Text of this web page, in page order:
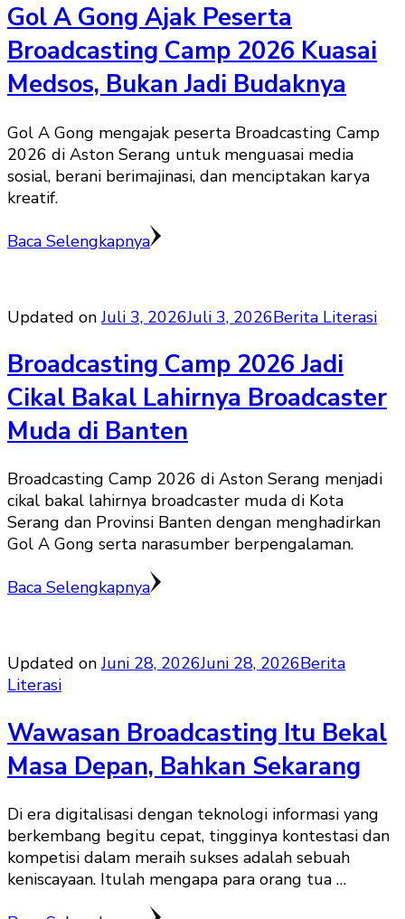
Gol A Gong Ajak Peserta
Broadcasting Camp 2026 Kuasai
Medsos, Bukan Jadi Budaknya
Gol A Gong mengajak peserta Broadcasting Camp
2026 di Aston Serang untuk menguasai media
sosial, berani berimajinasi, dan menciptakan karya
kreatif.
Baca Selengkapnya
Updated onJuli 3, 2026Juli 3, 2026Berita Literasi
Broadcasting Camp 2026 Jadi
Cikal Bakal Lahirnya Broadcaster
Muda di Banten
Broadcasting Camp 2026 di Aston Serang menjadi
cikal bakal lahirnya broadcaster muda di Kota
Serang dan Provinsi Banten dengan menghadirkan
Gol A Gong serta narasumber berpengalaman.
Baca Selengkapnya
Updated onJuni 28, 2026Juni 28, 2026Berita
Literasi
Wawasan Broadcasting Itu Bekal
Masa Depan, Bahkan Sekarang
Di era digitalisasi dengan teknologi informasi yang
berkembang begitu cepat, tingginya kontestasi dan
kompetisi dalam meraih sukses adalah sebuah
keniscayaan. Itulah mengapa para orang tua …